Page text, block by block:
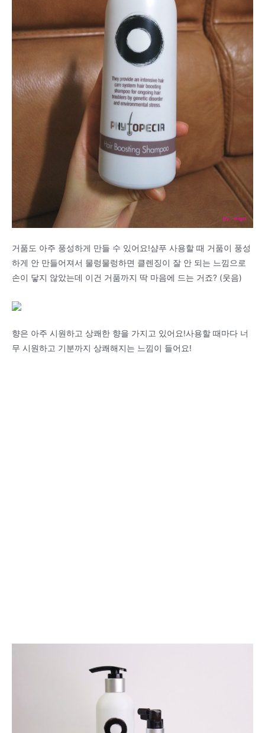
거품도 아주 풍성하게 만들 수 있어요!샴푸 사용할 때 거품이 풍성
하게 안 만들어져서 물렁물렁하면 클렌징이 잘 안 되는 느낌으로
손이 닿지 않았는데 이건 거품까지 딱 마음에 드는 거죠? (웃음)
향은 아주 시원하고 상쾌한 향을 가지고 있어요!사용할 때마다 너
무 시원하고 기분까지 상쾌해지는 느낌이 들어요!